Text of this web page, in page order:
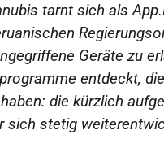
tarnt sich als
Geräte zu
entdeckt,
die kürzlich
sich stetig